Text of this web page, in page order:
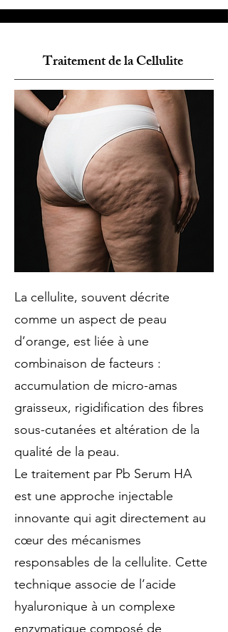
Traitement de la Cellulite
La cellulite, souvent décrite
comme un aspect de peau
d’orange, est liée à une
combinaison de facteurs :
accumulation de micro-amas
graisseux, rigidification des fibres
sous-cutanées et altération de la
qualité de la peau.
Le traitement par Pb Serum HA
est une approche injectable
innovante qui agit directement au
cœur des mécanismes
responsables de la cellulite. Cette
technique associe de l’acide
hyaluronique à un complexe
enzymatique composé de